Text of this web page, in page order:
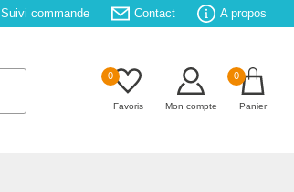
Suivi commande Contact A propos
0
Favoris Mon compte
0
Panier